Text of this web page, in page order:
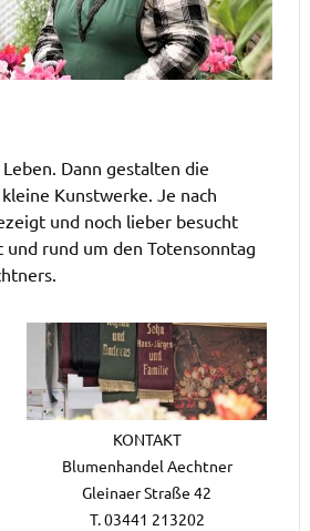
Dann gestalten die
Kunstwerke. Je nach
und noch lieber besucht
rund um den Totensonntag
KONTAKT
Blumenhandel Aechtner
Gleinaer Straße 42
T. 03441 213202